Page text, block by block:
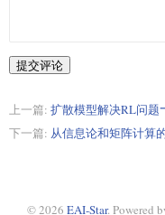
提交评论
上一篇: 扩散模型解决RL问题
下一篇: 从信息论和矩阵计算
© 2026 EAI-Star. Powered